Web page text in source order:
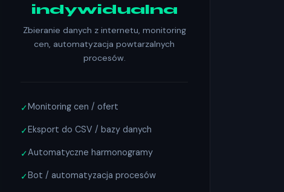
indywidualna
Zbieranie danych z internetu, monitoring
cen, automatyzacja powtarzalnych
procesów.
✓Monitoring cen / ofert
✓Eksport do CSV / bazy danych
✓Automatyczne harmonogramy
✓Bot / automatyzacja procesów